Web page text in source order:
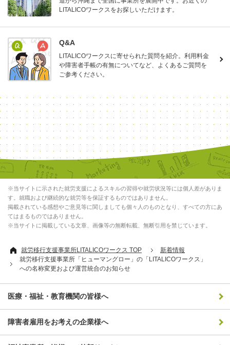
LITALICOワークスをお探しいただけます。
Q&A
LITALICOワークスに寄せられた質問を紹介。利用料金
や障害者手帳の有無についてなど、よくあるご質問を
ご参考ください。
※当サイトに示された就労支援によるスキルの習得や就労状況等には個人差がありま
す。就職および継続的な就労等を保証するものではありません。
掲載されている感想やご意見等に関しましても個々人のものとなり、すべての方にあ
てはまるものではありません。
※当サイトに掲載している文章、画像等の無断転載、無断引用を禁じています。
就労移行支援事業所LITALICOワークス TOP
新着情報
就労移行支援事業所「ヒューマングロー」の「LITALICOワークス」
への名称変更および運営統合のお知らせ
医療・福祉・教育機関の皆様へ
障害者雇用をお考えの企業様へ